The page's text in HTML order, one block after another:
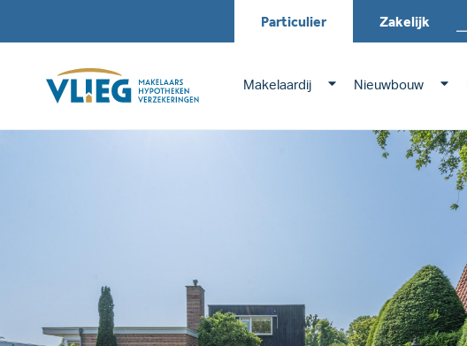
Particulier Zakelijk
Makelaardij Nieuwbouw